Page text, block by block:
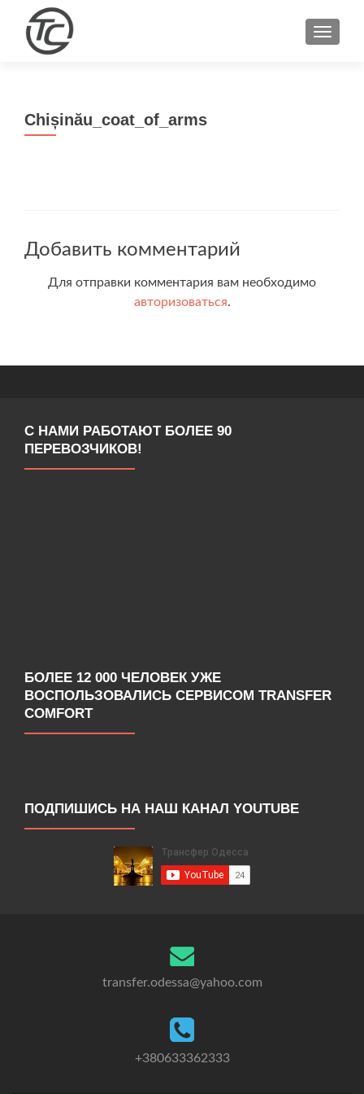
Chișinău_coat_of_arms
Добавить комментарий
Для отправки комментария вам необходимо
авторизоваться.
С НАМИ РАБОТАЮТ БОЛЕЕ 90
ПЕРЕВОЗЧИКОВ!
БОЛЕЕ 12 000 ЧЕЛОВЕК УЖЕ
ВОСПОЛЬЗОВАЛИСЬ СЕРВИСОМ TRANSFER
COMFORT
ПОДПИШИСЬ НА НАШ КАНАЛ YOUTUBE
transfer.odessa@yahoo.com
+380633362333